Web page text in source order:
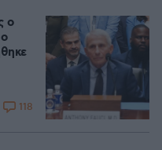
ο
118